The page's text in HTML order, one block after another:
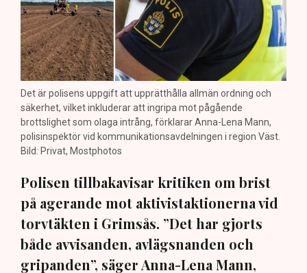
Det är polisens uppgift att upprätthålla allmän ordning och
säkerhet, vilket inkluderar att ingripa mot pågående
brottslighet som olaga intrång, förklarar Anna-Lena Mann,
polisinspektör vid kommunikationsavdelningen i region Väst.
Bild: Privat, Mostphotos
Polisen tillbakavisar kritiken om brist
på agerande mot aktivistaktionerna vid
torvtäkten i Grimsås. ”Det har gjorts
både avvisanden, avlägsnanden och
gripanden”, säger Anna-Lena Mann,